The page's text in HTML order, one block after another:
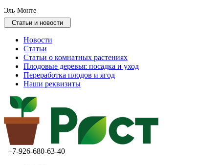
Эль-Монте
Статьи и новости
Новости
Статьи
Статьи о комнатных растениях
Плодовые деревья: посадка и уход
Переработка плодов и ягод
Наши реквизиты
+7-926-680-63-40